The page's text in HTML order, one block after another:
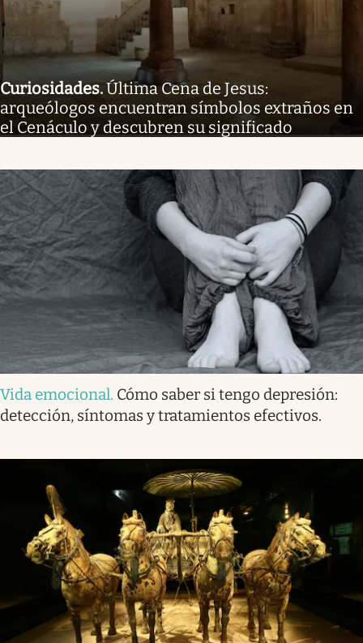
Curiosidades.Última Cena de Jesus:
arqueólogos encuentran símbolos extraños en
el Cenáculo y descubren su significado
Vida emocional. Cómo saber si tengo depresión:
detección, síntomas y tratamientos efectivos.